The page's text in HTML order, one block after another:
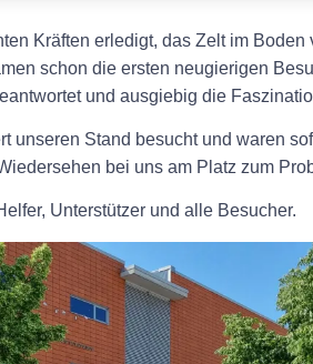
Kräften erledigt, das Zelt im Boden
schon die ersten neugierigen
und ausgiebig die
unseren Stand besucht und waren
bei uns am Platz zum
Unterstützer und alle Besucher.